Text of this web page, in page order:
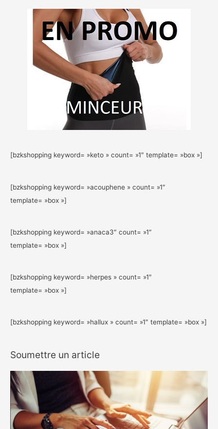
[bzkshopping keyword= »keto » count= »1″ template= »box »]
[bzkshopping keyword= »acouphene » count= »1″
template= »box »]
[bzkshopping keyword= »anaca3″ count= »1″
template= »box »]
[bzkshopping keyword= »herpes » count= »1″
template= »box »]
[bzkshopping keyword= »hallux » count= »1″ template= »box »]
Soumettre un article